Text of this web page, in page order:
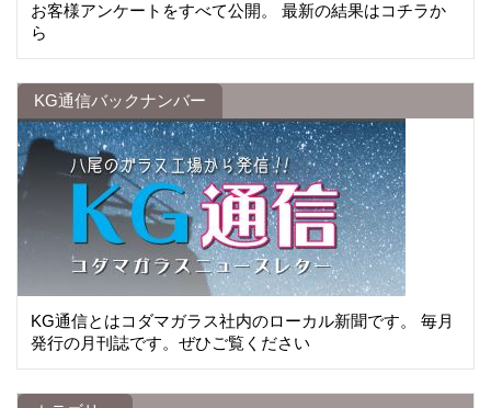
お客様アンケートをすべて公開。 最新の結果はコチラか
ら
KG通信バックナンバー
KG通信とはコダマガラス社内のローカル新聞です。 毎月
発行の月刊誌です。ぜひご覧ください